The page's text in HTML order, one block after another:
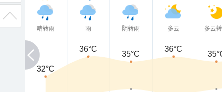
晴转雨 雨 阴转雨 多云 多云
32°C
32°C
36°C
35°C
36°C